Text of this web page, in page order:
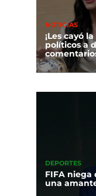
NOTICIAS
¡Les cayó
políticos a
DEPORTES
FIFA
una